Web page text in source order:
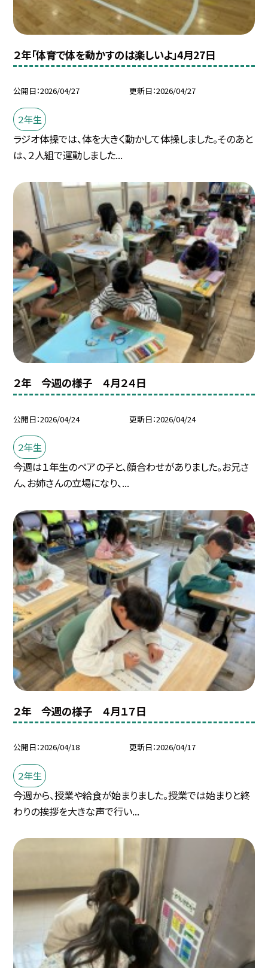
２年「体育で体を動かすのは楽しいよ」4月27日
公開日 2026/04/27 更新日 2026/04/27
２年生
ラジオ体操では、体を大きく動かして体操しました。そのあと
は、２人組で運動しました...
２年 今週の様子 ４月２４日
公開日 2026/04/24 更新日 2026/04/24
２年生
今週は１年生のペアの子と、顔合わせがありました。お兄さ
ん、お姉さんの立場になり、...
２年 今週の様子 ４月１７日
公開日 2026/04/18 更新日 2026/04/17
２年生
今週から、授業や給食が始まりました。授業では始まりと終
わりの挨拶を大きな声で行い...